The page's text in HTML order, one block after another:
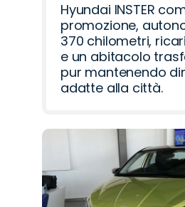
Hyundai INSTER
promozione,
370 chilometri,
e un abitacolo
pur mantenendo
adatte alla città.